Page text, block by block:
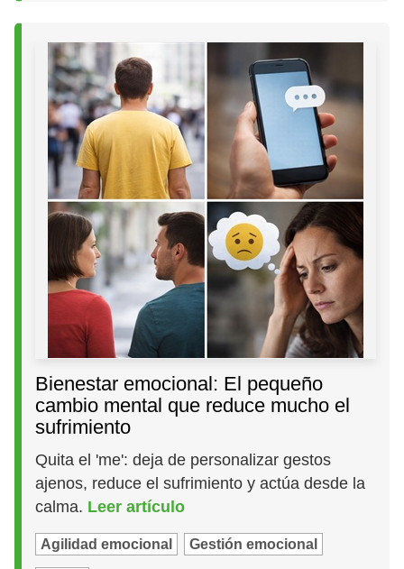
Bienestar emocional: El pequeño
cambio mental que reduce mucho el
sufrimiento
Quita el 'me': deja de personalizar gestos
ajenos, reduce el sufrimiento y actúa desde la
calma. Leer artículo
Agilidad emocional Gestión emocional